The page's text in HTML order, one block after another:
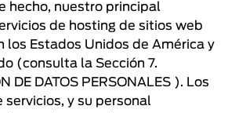
hecho, nuestro principal
de hosting de sitios web
los Estados Unidos de América y
(consulta la Sección 7.
DE DATOS PERSONALES ). Los
servicios, y su personal